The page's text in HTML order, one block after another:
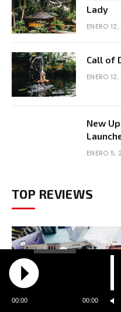
Lady
ENERO
Call of
ENERO
New
ENERO 5,
TOP REVIEWS
00:00 00:00